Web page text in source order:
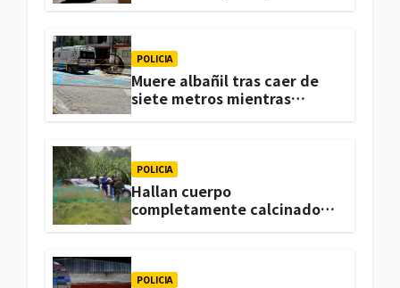
POLICIA
Muere albañil tras caer de
siete metros mientras
POLICIA
Hallan cuerpo
completamente calcinado
POLICIA